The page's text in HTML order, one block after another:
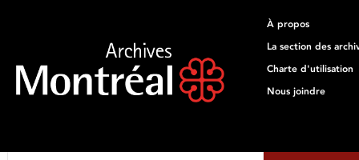
À propos
La section des
Charte d'utilisation
Nous joindre